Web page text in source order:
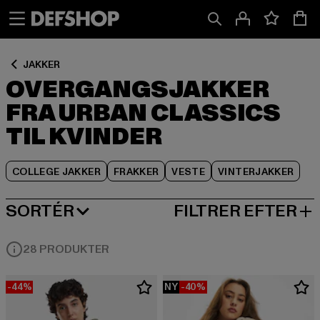
JAKKER
OVERGANGSJAKKER
FRA URBAN CLASSICS
TIL KVINDER
COLLEGE JAKKER FRAKKER VESTE VINTERJAKKER
SORTÉR
MEST POPULÆRE FILTRER EFTER
28 PRODUKTER
-44% NY -40%